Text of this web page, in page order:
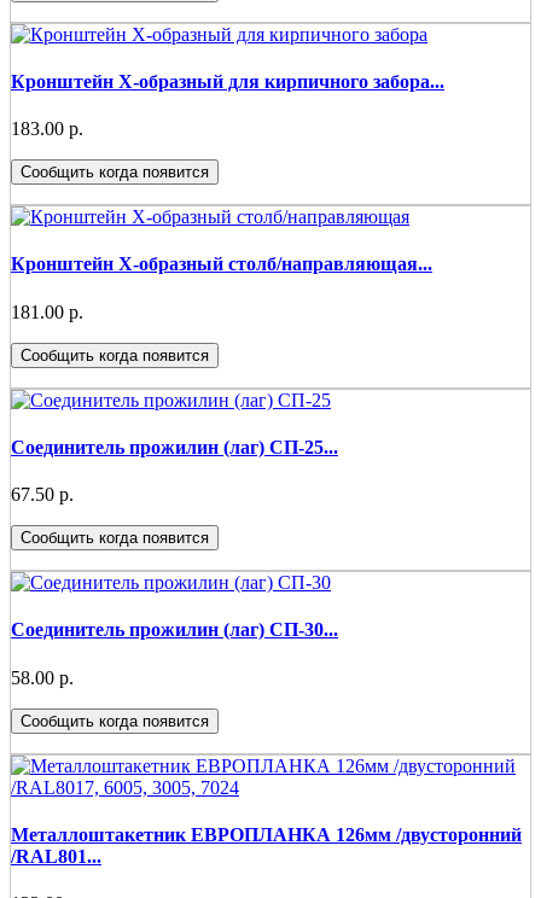
Кронштейн Х-образный для кирпичного забора...
183.00 р.
Сообщить когда появится
Кронштейн Х-образный столб/направляющая...
181.00 р.
Сообщить когда появится
Соединитель прожилин (лаг) СП-25...
67.50 р.
Сообщить когда появится
Соединитель прожилин (лаг) СП-30...
58.00 р.
Сообщить когда появится
Металлоштакетник ЕВРОПЛАНКА 126мм /двусторонний
/RAL801...